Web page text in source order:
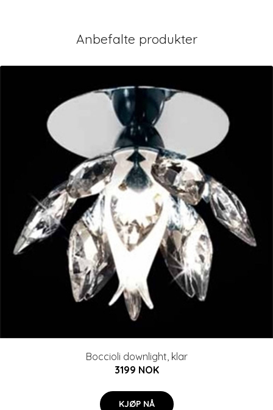
Anbefalte produkter
Boccioli downlight, klar
3199 NOK
KJØP NÅ